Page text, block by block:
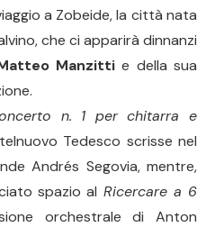
a Zobeide, la città nata
che ci apparirà dinnanzi
Manzittie della sua
n. 1 per chitarra e
Tedesco scrisse nel
Andrés Segovia, mentre,
spazio al Ricercare a 6
orchestrale di Anton